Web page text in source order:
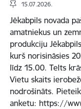
15.07.2026.
Jēkabpils novada
amatniekus un
produkciju
kurš norisināsies
līdz 15.00. Telts
Vietu skaits
nodrošināts.
anketu: https://